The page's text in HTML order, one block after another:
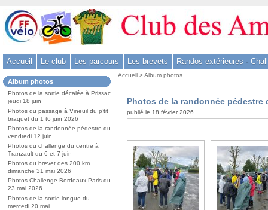
Aller
au
contenu
Aller
menu
principal
-
Aller
à
la
recherche
Accueil Le club Les parcours Les brevets Randos extérieures -
Dans
la
rubrique
:
Album photos
Photos de la sortie décalée à Prissac
jeudi 18 juin
Photos du passage à Vineuil du p’tit
braquet du 1 t6 juin 2026
Photos de la randonnée pédestre du
vendredi 12 juin
Photos du challenge du centre à
Tranzault du 6 et 7 juin
Photos du brevet des 200 km
dimanche 31 mai 2026
Photos Challenge Bordeaux-Paris du
23 mai 2026
Photos de la sortie longue du
mercedi 20 mai
Vous
Accueil >Album photos
Photos de la randonnée pédestre
publié le 18 février 2026